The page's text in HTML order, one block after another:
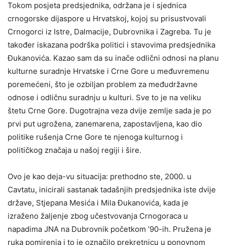
Tokom posjeta predsjednika, održana je i sjednica
crnogorske dijaspore u Hrvatskoj, kojoj su prisustvovali
Crnogorci iz Istre, Dalmacije, Dubrovnika i Zagreba. Tu je
također iskazana podrška politici i stavovima predsjednika
Đukanovića. Kazao sam da su inače odlični odnosi na planu
kulturne suradnje Hrvatske i Crne Gore u međuvremenu
poremećeni, što je ozbiljan problem za međudržavne
odnose i odličnu suradnju u kulturi. Sve to je na veliku
štetu Crne Gore. Dugotrajna veza dvije zemlje sada je po
prvi put ugrožena, zanemarena, zapostavljena, kao dio
politike rušenja Crne Gore te njenoga kulturnog i
političkog značaja u našoj regiji i šire.
Ovo je kao deja-vu situacija: prethodno ste, 2000. u
Cavtatu, inicirali sastanak tadašnjih predsjednika iste dvije
države, Stjepana Mesića i Mila Đukanovića, kada je
izraženo žaljenje zbog učestvovanja Crnogoraca u
napadima JNA na Dubrovnik početkom ’90-ih. Pružena je
ruka pomirenja i to je označilo prekretnicu u ponovnom